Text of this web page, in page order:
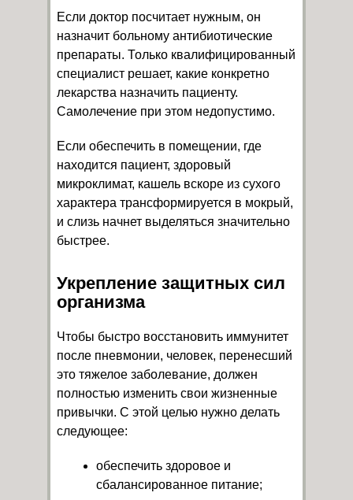
Если доктор посчитает нужным, он
назначит больному антибиотические
препараты. Только квалифицированный
специалист решает, какие конкретно
лекарства назначить пациенту.
Самолечение при этом недопустимо.
Если обеспечить в помещении, где
находится пациент, здоровый
микроклимат, кашель вскоре из сухого
характера трансформируется в мокрый,
и слизь начнет выделяться значительно
быстрее.
Укрепление защитных сил
организма
Чтобы быстро восстановить иммунитет
после пневмонии, человек, перенесший
это тяжелое заболевание, должен
полностью изменить свои жизненные
привычки. С этой целью нужно делать
следующее:
обеспечить здоровое и
сбалансированное питание;